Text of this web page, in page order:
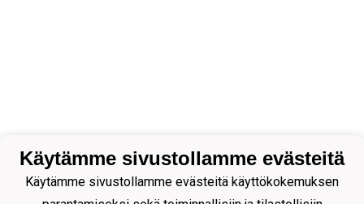
Käytämme sivustollamme evästeitä
Käytämme sivustollamme evästeitä käyttökokemuksen